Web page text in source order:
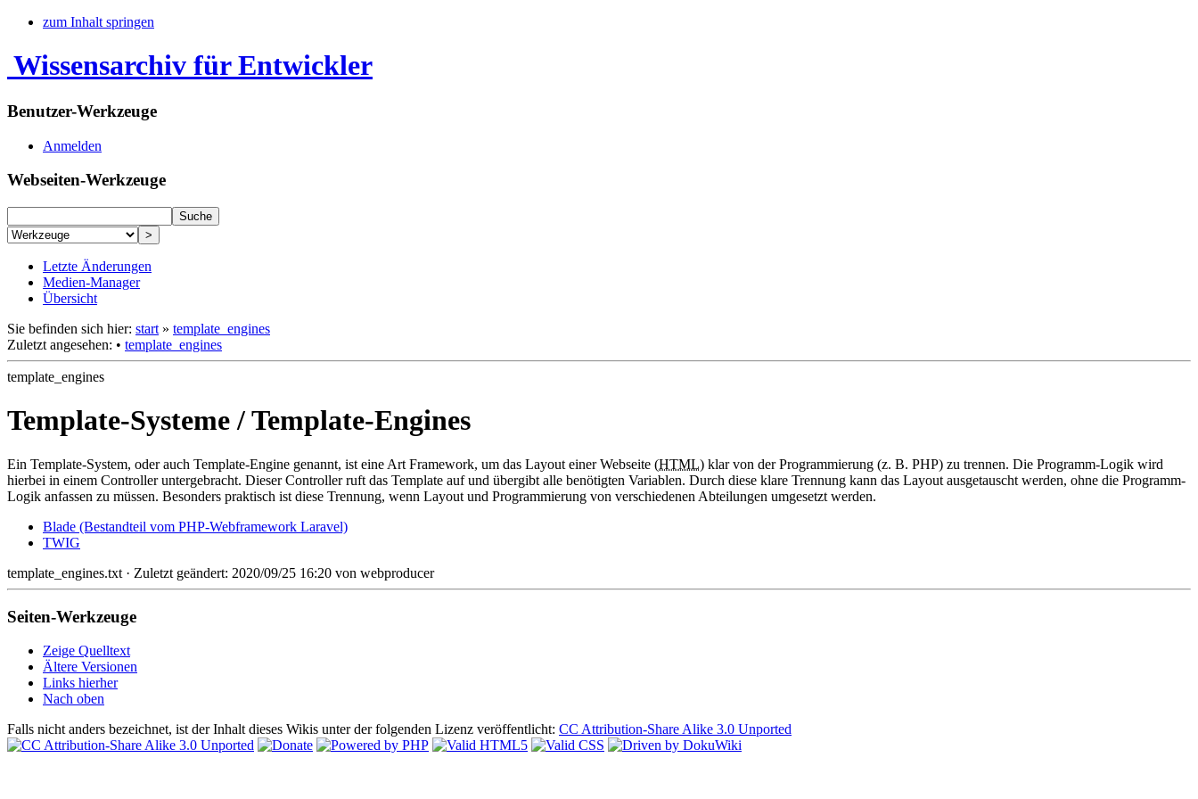
zum Inhalt springen
Wissensarchiv für Entwickler
Benutzer-Werkzeuge
Anmelden
Webseiten-Werkzeuge
Letzte Änderungen
Medien-Manager
Übersicht
Sie befinden sich hier: start » template_engines
Zuletzt angesehen: • template_engines
template_engines
Template-Systeme / Template-Engines
Ein Template-System, oder auch Template-Engine genannt, ist eine Art Framework, um das Layout einer Webseite (HTML) klar von der Programmierung (z. B. PHP) zu trennen. Die Programm-Logik wird
hierbei in einem Controller untergebracht. Dieser Controller ruft das Template auf und übergibt alle benötigten Variablen. Durch diese klare Trennung kann das Layout ausgetauscht werden, ohne die Programm-
Logik anfassen zu müssen. Besonders praktisch ist diese Trennung, wenn Layout und Programmierung von verschiedenen Abteilungen umgesetzt werden.
Blade (Bestandteil vom PHP-Webframework Laravel)
TWIG
template_engines.txt · Zuletzt geändert: 2020/09/25 16:20 von webproducer
Seiten-Werkzeuge
Zeige Quelltext
Ältere Versionen
Links hierher
Nach oben
Falls nicht anders bezeichnet, ist der Inhalt dieses Wikis unter der folgenden Lizenz veröffentlicht: CC Attribution-Share Alike 3.0 Unported